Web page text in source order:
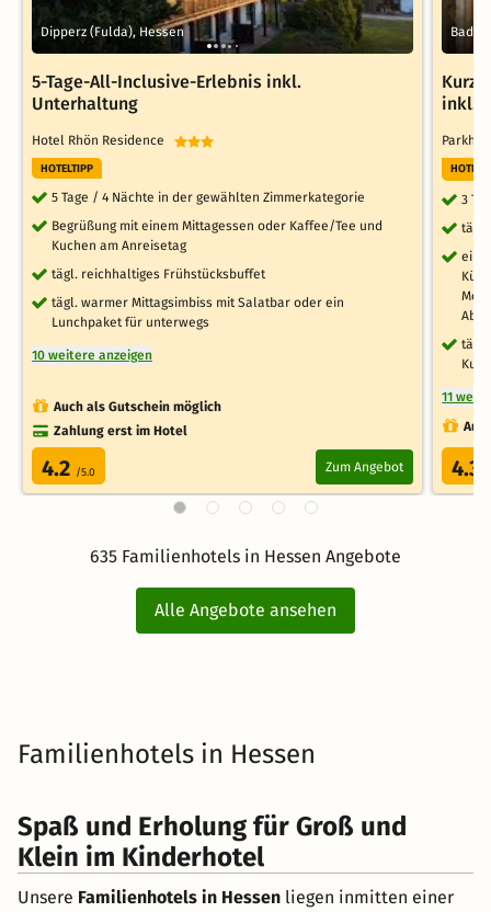
Dipperz (Fulda), Hessen
5-Tage-All-Inclusive-Erlebnis inkl.
Unterhaltung
Hotel Rhön Residence
HOTELTIPP
5 Tage / 4 Nächte in der gewählten Zimmerkategorie
Begrüßung mit einem Mittagessen oder Kaffee/Tee und
Kuchen am Anreisetag
tägl. reichhaltiges Frühstücksbuffet
tägl. warmer Mittagsimbiss mit Salatbar oder ein
Lunchpaket für unterwegs
10 weitere anzeigen
Auch als Gutschein möglich
Zahlung erst im Hotel
4.2 /5.0 Zum Angebot
Bad
Kurz
inkl.
3
11
4.3
635 Familienhotels in Hessen Angebote
Alle Angebote ansehen
Familienhotels in Hessen
Spaß und Erholung für Groß und
Klein im Kinderhotel
Unsere Familienhotels in Hessen liegen inmitten einer